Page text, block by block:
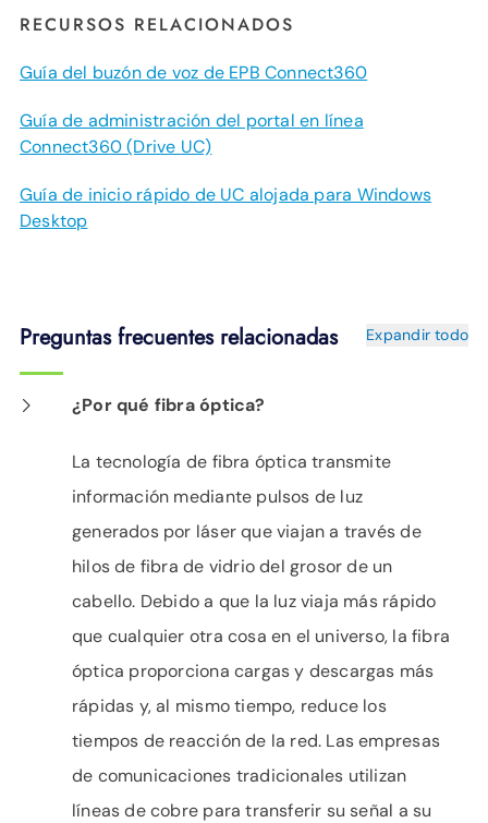
RECURSOS RELACIONADOS
Guía del buzón de voz de EPB Connect360
Guía de administración del portal en línea
Connect360 (Drive UC)
Guía de inicio rápido de UC alojada para Windows
Desktop
Preguntas frecuentes relacionadas Expandir todo
¿Por qué fibra óptica?
La tecnología de fibra óptica transmite
información mediante pulsos de luz
generados por láser que viajan a través de
hilos de fibra de vidrio del grosor de un
cabello. Debido a que la luz viaja más rápido
que cualquier otra cosa en el universo, la fibra
óptica proporciona cargas y descargas más
rápidas y, al mismo tiempo, reduce los
tiempos de reacción de la red. Las empresas
de comunicaciones tradicionales utilizan
líneas de cobre para transferir su señal a su